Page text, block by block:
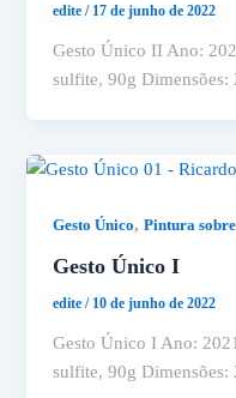
edite/ 17 de junho de 2022
Gesto Único II Ano:
sulfite, 90g Dimensões:
Gesto Único,Pintura
Gesto Único I
edite/ 10 de junho de 2022
Gesto Único I Ano:
sulfite, 90g Dimensões: